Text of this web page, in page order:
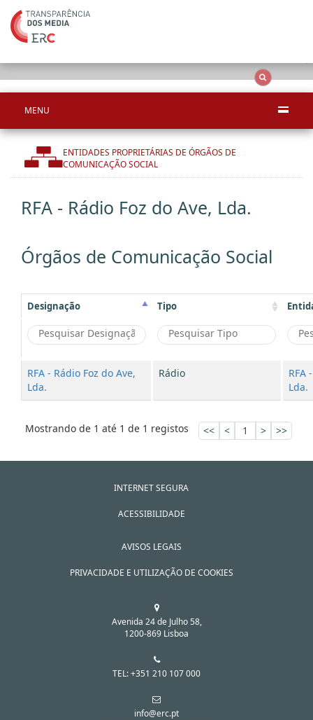
MENU
ENTIDADES PROPRIETÁRIAS DE ÓRGÃOS DE
COMUNICAÇÃO SOCIAL
RFA - Rádio Foz do Ave, Lda.
Órgãos de Comunicação Social
Designação Tipo
RFA - Rádio Foz do Ave,
Lda.
Rádio
RFA
Lda.
Mostrando de 1 até 1 de 1 registos << < 1 > >>
INTERNET SEGURA
ACESSIBILIDADE
AVISOS LEGAIS
PRIVACIDADE E UTILIZAÇÃO DE COOKIES
Avenida 24 de Julho 58,
1200-869 Lisboa
TEL: +351 210 107 000
info@erc.pt